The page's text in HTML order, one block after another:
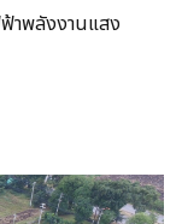
าพลังงานแสง